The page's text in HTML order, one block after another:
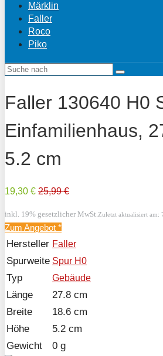
Märklin
Faller
Roco
Piko
Faller 130640 H0
Einfamilienhaus,
5.2 cm
19,30 € 25,99 €
inkl. 19% gesetzlicher MwSt. Zuletzt aktualisiert am:
Zum Angebot *
Hersteller Faller
Spurweite Spur H0
Typ Gebäude
Länge
27.8 cm
Breite
18.6 cm
Höhe
5.2 cm
Gewicht
0 g